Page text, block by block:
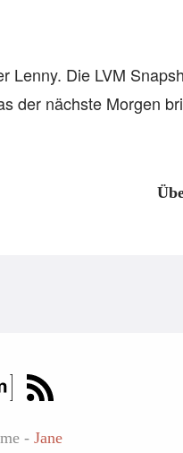
Lenny. Die LVM
der nächste Morgen
- Jane